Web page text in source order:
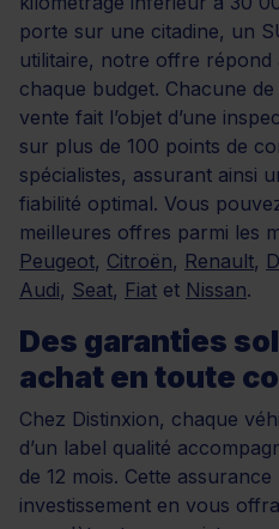
porte sur une citadine, un
utilitaire, notre offre répond
chaque budget. Chacune
vente fait l’objet d’une
sur plus de 100 points de
spécialistes, assurant ainsi
fiabilité optimal. Vous
meilleures offres parmi les
Peugeot, Citroën, Renault,
Audi, Seat, Fiat et Nissan.
Des garanties
achat en toute
Chez Distinxion, chaque
d’un label qualité
de 12 mois. Cette
investissement en vous